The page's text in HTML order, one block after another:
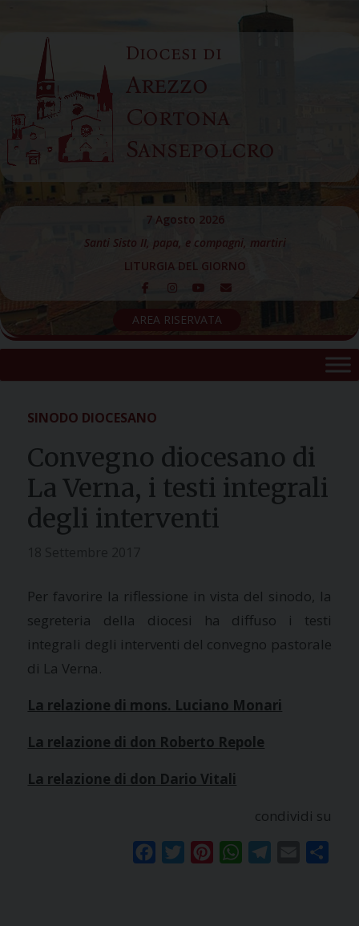
content
Diocesi di
Arezzo
Cortona
Sansepolcro
7 Agosto 2026
Santi Sisto II, papa, e compagni, martiri
LITURGIA DEL GIORNO
AREA RISERVATA
SINODO DIOCESANO
Convegno diocesano di
La Verna, i testi integrali
degli interventi
Per favorire la riflessione in vista del sinodo, la
segreteria della diocesi ha diffuso i testi
integrali degli interventi del convegno pastorale
di La Verna.
La relazione di mons. Luciano Monari
La relazione di don Roberto Repole
La relazione di don Dario Vitali
condividi su
FacebookTwitterPinterestWhatsAppTelegram
Email